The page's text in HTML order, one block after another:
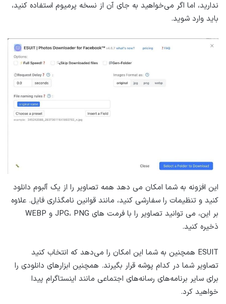
ندارید، اما اگر می‌خواهید به جای آن از نسخه پرمیوم استفاده کنید،
باید وارد شوید.
این افزونه به شما امکان می دهد همه تصاویر را از یک آلبوم دانلود
کنید و تنظیمات را سفارشی کنید، مانند قوانین نامگذاری فایل. علاوه
بر این، می توانید تصاویر را با فرمت های JPG، PNG و WEBP
ذخیره کنید.
ESUIT همچنین به شما این امکان را می‌دهد که انتخاب کنید
تصاویر شما در کدام پوشه قرار بگیرند. همچنین ابزارهای دانلودی را
برای سایر برنامه‌های رسانه‌های اجتماعی مانند اینستاگرام پیدا
خواهید کرد.